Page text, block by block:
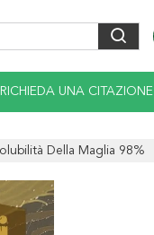
RICHIEDA UNA CITAZIONE
Della Maglia 98%